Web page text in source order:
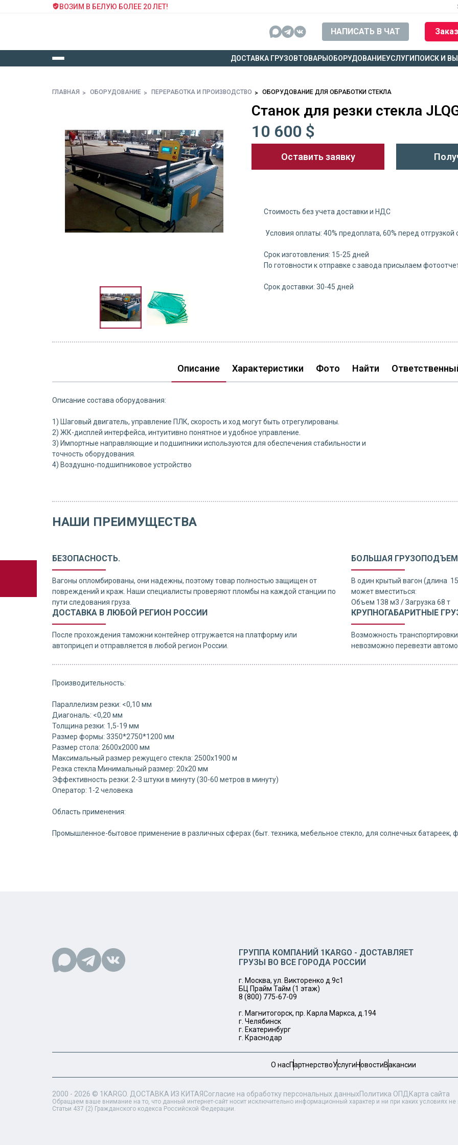
ВОЗИМ В БЕЛУЮ БОЛЕЕ 20 ЛЕТ!
НАПИСАТЬ В ЧАТ
ДОСТАВКА ГРУЗОВТОВАРЫ ОБОРУДОВАНИЕУСЛУГИ ПОИСК И
ГЛАВНАЯ ОБОРУДОВАНИЕ ПЕРЕРАБОТКА И ПРОИЗВОДСТВО ОБОРУДОВАНИЕ ДЛЯ ОБРАБОТКИ СТЕКЛА
Станок для резки стекла
10 600 $
Оставить заявку
Стоимость без учета доставки и НДС
Условия оплаты: 40% предоплата, 60% перед отгрузкой
Срок изготовления: 15-25 дней
По готовности к отправке с завода присылаем
Срок доставки: 30-45 дней
Описание Характеристики Фото Найти
Описание состава оборудования:
1) Шаговый двигатель, управление ПЛК, скорость и ход могут быть отрегулированы.
2) ЖК-дисплей интерфейса, интуитивно понятное и удобное управление.
3) Импортные направляющие и подшипники используются для обеспечения стабильности и
точность оборудования.
4) Воздушно-подшипниковое устройство
НАШИ ПРЕИМУЩЕСТВА
БЕЗОПАСНОСТЬ.
Вагоны опломбированы, они надежны, поэтому товар полностью защищен от
повреждений и краж. Наши специалисты проверяют пломбы на каждой станции по
пути следования груза.
БОЛЬШАЯ
В один крытый вагон (длина
может вместиться:
Объем 138 м3 / Загрузка 68 т
ДОСТАВКА В ЛЮБОЙ РЕГИОН РОССИИ
После прохождения таможни контейнер отгружается на платформу или
автоприцеп и отправляется в любой регион России.
КРУПНОГАБАРИТНЫЕ
Возможность
невозможно перевезти
Производительность:
Параллелизм резки: <0,10 мм
Диагональ: <0,20 мм
Толщина резки: 1,5-19 мм
Размер формы: 3350*2750*1200 мм
Размер стола: 2600x2000 мм
Максимальный размер режущего стекла: 2500x1900 м
Резка стекла Минимальный размер: 20x20 мм
Эффективность резки: 2-3 штуки в минуту (30-60 метров в минуту)
Оператор: 1-2 человека
Область применения:
Промышленное-бытовое применение в различных сферах (быт. техника, мебельное стекло, для солнечных батареек,
ГРУППА КОМПАНИЙ 1KARGO - ДОСТАВЛЯЕТ
ГРУЗЫ ВО ВСЕ ГОРОДА РОССИИ
г. Москва, ул. Викторенко д.9с1
БЦ Прайм Тайм (1 этаж)
8 (800) 775-67-09
г. Магнитогорск, пр. Карла Маркса, д.194
г. Челябинск
г. Екатеринбург
г. Краснодар
О насПартнерствоУслугиНовостиВакансии
2000 - 2026 © 1KARGO . ДОСТАВКА ИЗ КИТАЯСогласие на обработку персональных данныхПолитика ОПД Карта сайта
Обращаем ваше внимание на то, что данный интернет-сайт носит исключительно информационный характер и ни при каких условиях
Статьи 437 (2) Гражданского кодекса Российской Федерации.